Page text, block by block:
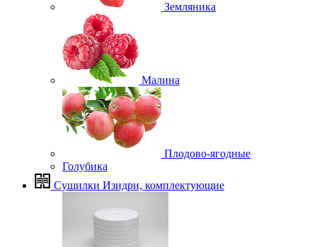
Земляника
Малина
Плодово-ягодные
Голубика
Сушилки Изидри, комплектующие